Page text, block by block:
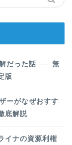
だった話 ── 無
版
ーがなぜおすす
底解説
イナの資源利権